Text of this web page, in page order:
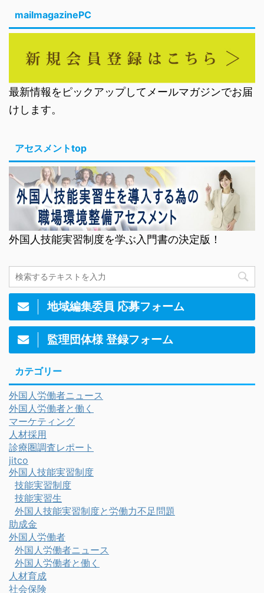
mailmagazinePC
最新情報をピックアップしてメールマガジンでお届
けします。
アセスメントtop
外国人技能実習制度を学ぶ入門書の決定版！
地域編集委員 応募フォーム
監理団体様 登録フォーム
カテゴリー
外国人労働者ニュース
外国人労働者と働く
マーケティング
人材採用
診療圏調査レポート
jitco
外国人技能実習制度
技能実習制度
技能実習生
外国人技能実習制度と労働力不足問題
助成金
外国人労働者
外国人労働者ニュース
外国人労働者と働く
人材育成
社会保険